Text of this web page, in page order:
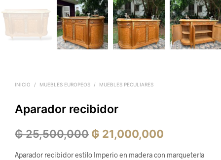
INICIO / MUEBLES EUROPEOS / MUEBLES PECULIARES
Aparador recibidor
₲25,500,000 El
precio
₲ 21,000,000
precio
Aparador recibidor estilo Imperio en madera con marquetería